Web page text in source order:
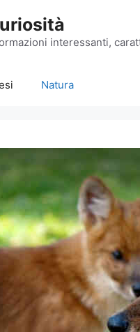
interessanti,
Natura